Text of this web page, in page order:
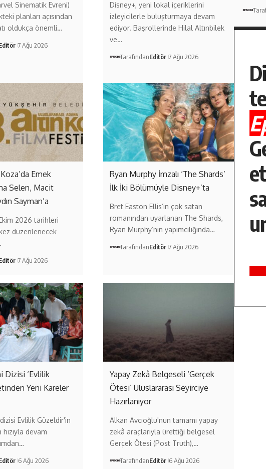
Sinematik Evreni)
planları açısından
oldukça önemli…
7 Ağu 2026
Disney+, yeni lokal içeriklerini
izleyicilerle buluşturmaya devam
ediyor. Başrollerinde Hilal Altınbilek
ve…
TarafındanEditör 7 Ağu 2026
Emek
Selen, Macit
Sayman’a
2026 tarihleri
düzenlenecek
7 Ağu 2026
Ryan Murphy İmzalı ‘The Shards’
İlk İki Bölümüyle Disney+’ta
Bret Easton Ellis’in çok satan
romanından uyarlanan The Shards,
Ryan Murphy’nin yapımcılığında…
TarafındanEditör 7 Ağu 2026
Dizisi ‘Evlilik
Yeni Kareler
Evlilik Güzeldir'in
devam
6 Ağu 2026
Yapay Zekâ Belgeseli ‘Gerçek
Ötesi’ Uluslararası Seyirciye
Hazırlanıyor
Alkan Avcıoğlu'nun tamamı yapay
zekâ araçlarıyla ürettiği belgesel
Gerçek Ötesi (Post Truth),…
TarafındanEditör 6 Ağu 2026